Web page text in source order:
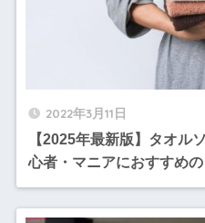
2022年3月11日
【2025年最新版】タオル
心者・マニアにおすすめ